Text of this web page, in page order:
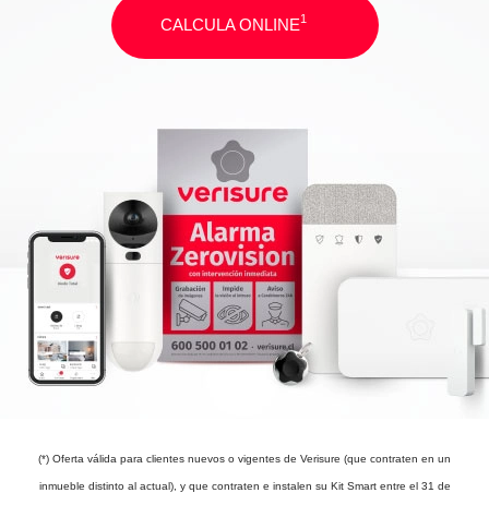
CALCULA ONLINE1
(*) Oferta válida para clientes nuevos o vigentes de Verisure (que contraten en un
inmueble distinto al actual), y que contraten e instalen su Kit Smart entre el 31 de